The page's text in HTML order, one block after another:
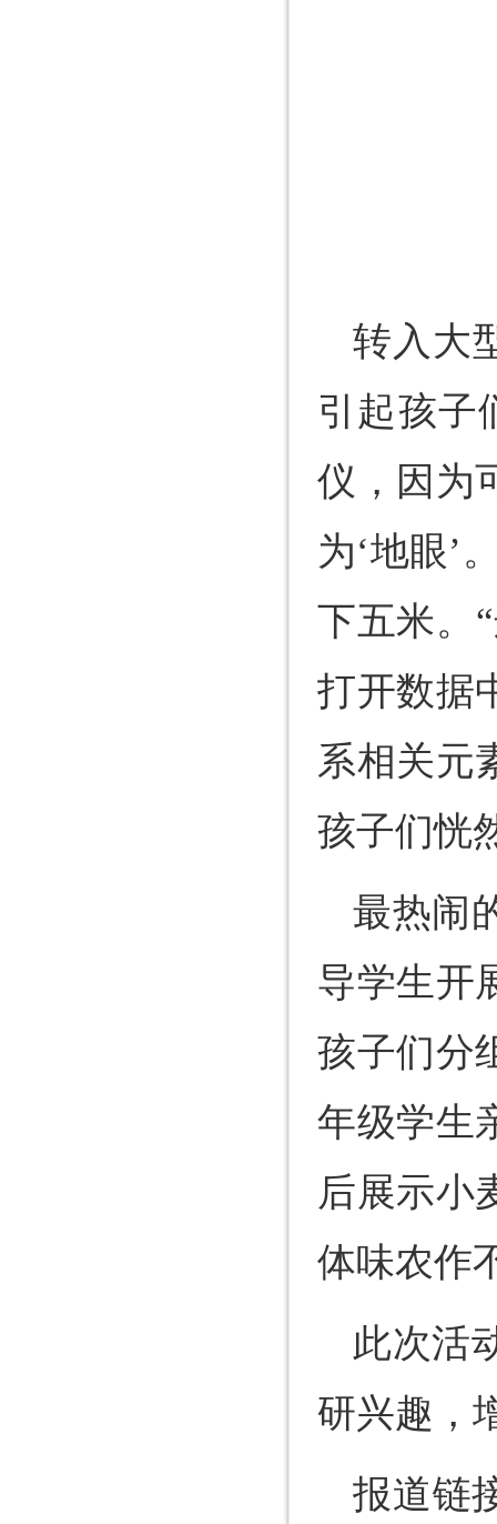
转入大
引起孩子
仪，因为
为‘地眼’
下五米。
打开数据
系相关元
孩子们恍
最热闹
导学生开
孩子们分
年级学生
后展示小
体味农作
此次活
研兴趣，
报道链